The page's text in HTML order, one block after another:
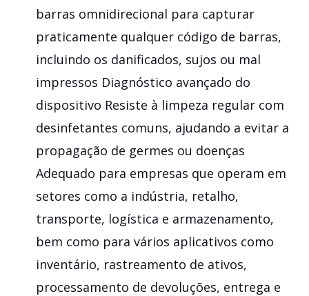
barras omnidirecional para capturar
praticamente qualquer código de barras,
incluindo os danificados, sujos ou mal
impressos Diagnóstico avançado do
dispositivo Resiste à limpeza regular com
desinfetantes comuns, ajudando a evitar a
propagação de germes ou doenças
Adequado para empresas que operam em
setores como a indústria, retalho,
transporte, logística e armazenamento,
bem como para vários aplicativos como
inventário, rastreamento de ativos,
processamento de devoluções, entrega e